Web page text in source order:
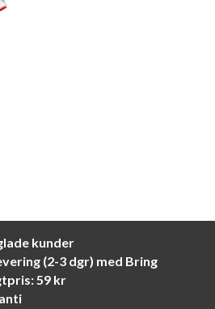
kunder
(2-3 dgr) med Bring
59 kr